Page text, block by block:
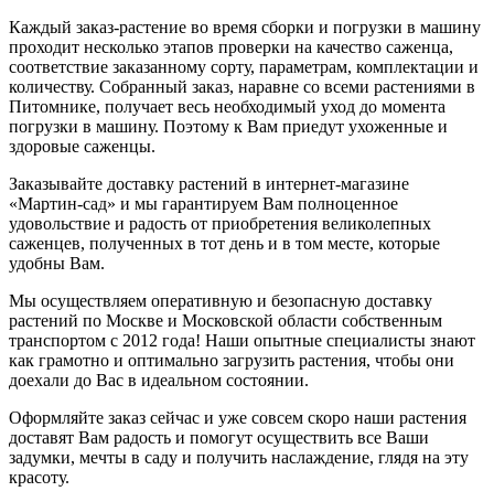
Каждый заказ-растение во время сборки и погрузки в машину
проходит несколько этапов проверки на качество саженца,
соответствие заказанному сорту, параметрам, комплектации и
количеству. Собранный заказ, наравне со всеми растениями в
Питомнике, получает весь необходимый уход до момента
погрузки в машину. Поэтому к Вам приедут ухоженные и
здоровые саженцы.
Заказывайте доставку растений в интернет-магазине
«Мартин-сад» и мы гарантируем Вам полноценное
удовольствие и радость от приобретения великолепных
саженцев, полученных в тот день и в том месте, которые
удобны Вам.
Мы осуществляем оперативную и безопасную доставку
растений по Москве и Московской области собственным
транспортом с 2012 года! Наши опытные специалисты знают
как грамотно и оптимально загрузить растения, чтобы они
доехали до Вас в идеальном состоянии.
Оформляйте заказ сейчас и уже совсем скоро наши растения
доставят Вам радость и помогут осуществить все Ваши
задумки, мечты в саду и получить наслаждение, глядя на эту
красоту.